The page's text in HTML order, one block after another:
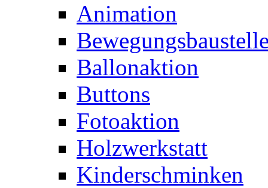
Animation
Ballonaktion
Buttons
Fotoaktion
Holzwerkstatt
Kinderschminken